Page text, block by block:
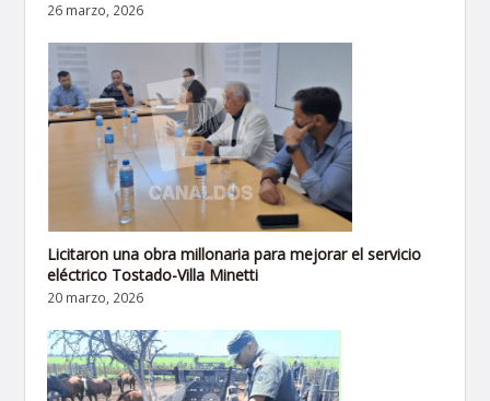
26 marzo, 2026
Licitaron una obra millonaria para mejorar el servicio
eléctrico Tostado-Villa Minetti
20 marzo, 2026